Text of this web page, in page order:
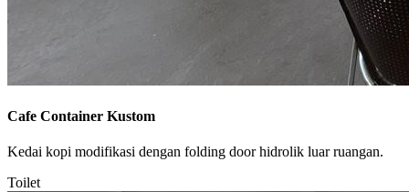
Cafe Container Kustom
Kedai kopi modifikasi dengan folding door hidrolik luar ruangan.
Toilet